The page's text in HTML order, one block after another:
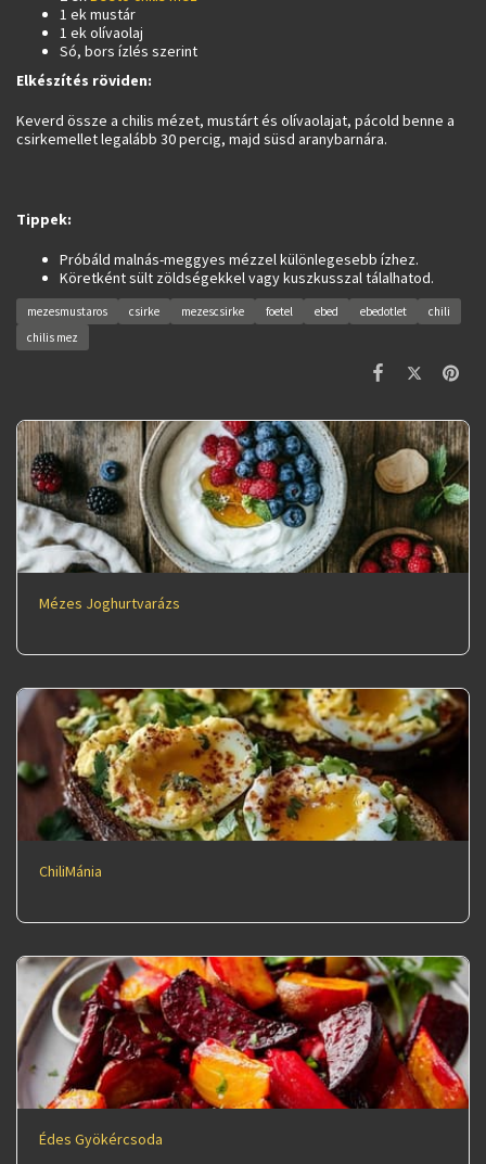
1 ek mustár
1 ek olívaolaj
Só, bors ízlés szerint
Elkészítés röviden:
Keverd össze a chilis mézet, mustárt és olívaolajat, pácold benne a
csirkemellet legalább 30 percig, majd süsd aranybarnára.
Tippek:
Próbáld malnás-meggyes mézzel különlegesebb ízhez.
Köretként sült zöldségekkel vagy kuszkusszal tálalhatod.
mezesmustaros csirke mezescsirke foetel ebed ebedotlet
chili
chilis mez
Mézes Joghurtvarázs
ChiliMánia
Édes Gyökércsoda